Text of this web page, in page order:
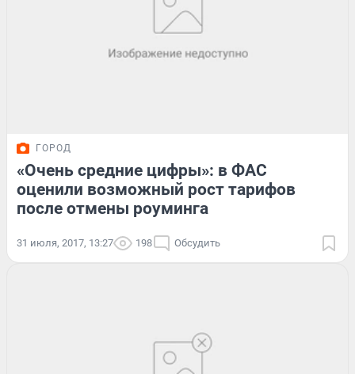
ГОРОД
«Очень средние цифры»: в ФАС
оценили возможный рост тарифов
после отмены роуминга
31 июля, 2017, 13:27 198 Обсудить